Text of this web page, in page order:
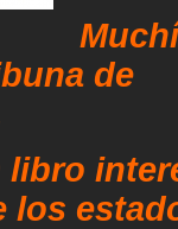
de
libro
los